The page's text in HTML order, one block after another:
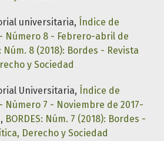
universitaria, Índice de
Número 8 - Febrero-abril de
Núm. 8 (2018): Bordes - Revista
y Sociedad
Universitaria, Índice de
Número 7 - Noviembre de 2017-
, BORDES: Núm. 7 (2018): Bordes -
Derecho y Sociedad